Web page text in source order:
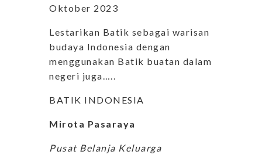
Oktober 2023
Lestarikan Batik sebagai warisan
budaya Indonesia dengan
menggunakan Batik buatan dalam
negeri juga…..
BATIK INDONESIA
Mirota Pasaraya
Pusat Belanja Keluarga